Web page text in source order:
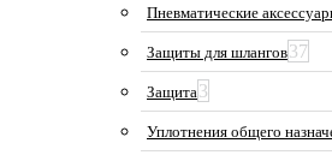
Пневматические
Защиты для шлангов37
Защита3
Уплотнения общего